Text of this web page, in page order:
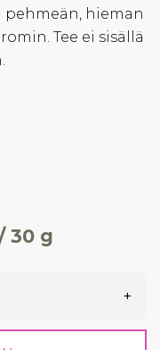
pehmeän, hieman
Tee ei sisällä
30 g
+